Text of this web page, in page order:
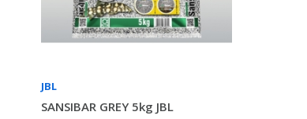
JBL
SANSIBAR GREY 5kg JBL